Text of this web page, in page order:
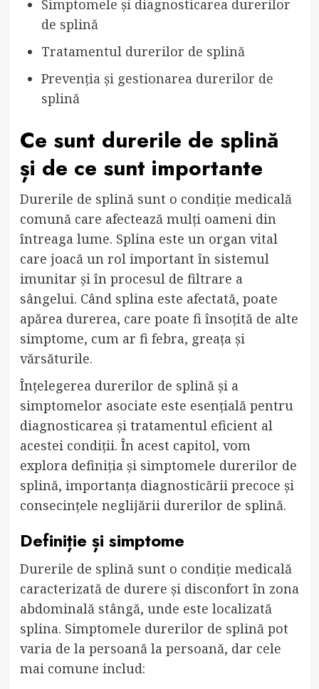
Simptomele și diagnosticarea durerilor
de splină
Tratamentul durerilor de splină
Prevenția și gestionarea durerilor de
splină
Ce sunt durerile de splină
și de ce sunt importante
Durerile de splină sunt o condiție medicală
comună care afectează mulți oameni din
întreaga lume. Splina este un organ vital
care joacă un rol important în sistemul
imunitar și în procesul de filtrare a
sângelui. Când splina este afectată, poate
apărea durerea, care poate fi însoțită de alte
simptome, cum ar fi febra, greața și
vărsăturile.
Înțelegerea durerilor de splină și a
simptomelor asociate este esențială pentru
diagnosticarea și tratamentul eficient al
acestei condiții. În acest capitol, vom
explora definiția și simptomele durerilor de
splină, importanța diagnosticării precoce și
consecințele neglijării durerilor de splină.
Definiție și simptome
Durerile de splină sunt o condiție medicală
caracterizată de durere și disconfort în zona
abdominală stângă, unde este localizată
splina. Simptomele durerilor de splină pot
varia de la persoană la persoană, dar cele
mai comune includ: